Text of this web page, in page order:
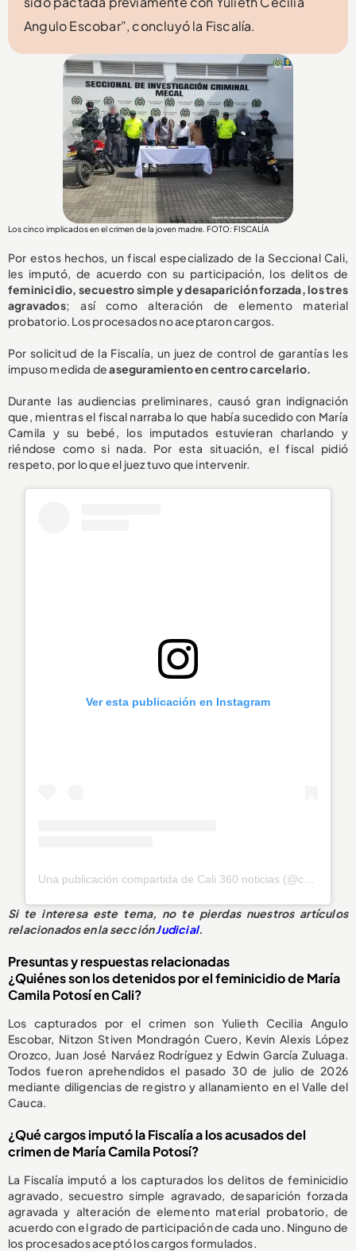
Angulo Escobar”, concluyó la Fiscalía.
Los cinco implicados en el crimen de la joven madre. FOTO: FISCALÍA
Por estos hechos, un fiscal especializado de la Seccional Cali,
les imputó, de acuerdo con su participación, los delitos de
feminicidio, secuestro simple y desaparición forzada, los tres
agravados; así como alteración de elemento material
probatorio. Los procesados no aceptaron cargos.
Por solicitud de la Fiscalía, un juez de control de garantías les
impuso medida deaseguramiento en centro carcelario.
Durante las audiencias preliminares, causó gran indignación
que, mientras el fiscal narraba lo que había sucedido con María
Camila y su bebé, los imputados estuvieran charlando y
riéndose como si nada. Por esta situación, el fiscal pidió
respeto, por lo que el juez tuvo que intervenir.
Ver esta publicación en Instagram
Si te interesa este tema, no te pierdas nuestros artículos
relacionados en la sección Judicial.
Presuntas y respuestas relacionadas
¿Quiénes son los detenidos por el feminicidio de María
Camila Potosí en Cali?
Los capturados por el crimen son Yulieth Cecilia Angulo
Escobar, Nitzon Stiven Mondragón Cuero, Kevin Alexis López
Orozco, Juan José Narváez Rodríguez y Edwin García Zuluaga.
Todos fueron aprehendidos el pasado 30 de julio de 2026
mediante diligencias de registro y allanamiento en el Valle del
Cauca.
¿Qué cargos imputó la Fiscalía a los acusados del
crimen de María Camila Potosí?
La Fiscalía imputó a los capturados los delitos de feminicidio
agravado, secuestro simple agravado, desaparición forzada
agravada y alteración de elemento material probatorio, de
acuerdo con el grado de participación de cada uno. Ninguno de
los procesados aceptó los cargos formulados.